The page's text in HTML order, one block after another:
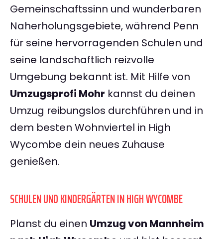
Gemeinschaftssinn und wunderbaren
Naherholungsgebiete, während Penn
für seine hervorragenden Schulen und
seine landschaftlich reizvolle
Umgebung bekannt ist. Mit Hilfe von
Umzugsprofi Mohr kannst du deinen
Umzug reibungslos durchführen und in
dem besten Wohnviertel in High
Wycombe dein neues Zuhause
genießen.
SCHULEN UND KINDERGÄRTEN IN HIGH WYCOMBE
Planst du einen Umzug von Mannheim